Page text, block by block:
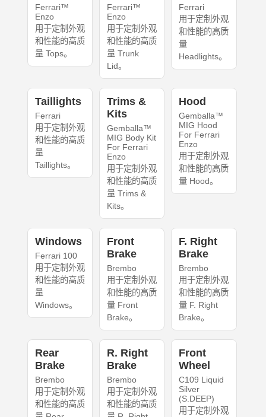
Ferrari™
Enzo
用于定制外观
和性能的高质
量 Tops。
Ferrari™
Enzo
用于定制外观
和性能的高质
量 Trunk
Lid。
Ferrari
用于定制外观
和性能的高质
量
Headlights。
Taillights
Ferrari
用于定制外观
和性能的高质
量
Taillights。
Trims &
Kits
Gemballa™
MIG Body Kit
For Ferrari
Enzo
用于定制外观
和性能的高质
量 Trims &
Kits。
Hood
Gemballa™
MIG Hood
For Ferrari
Enzo
用于定制外观
和性能的高质
量 Hood。
Windows
Ferrari 100
用于定制外观
和性能的高质
量
Windows。
Front
Brake
Brembo
用于定制外观
和性能的高质
量 Front
Brake。
F. Right
Brake
Brembo
用于定制外观
和性能的高质
量 F. Right
Brake。
Rear
Brake
Brembo
用于定制外观
和性能的高质
R. Right
Brake
Brembo
用于定制外观
和性能的高质
Front
Wheel
C109 Liquid
Silver
(S.DEEP)
用于定制外观